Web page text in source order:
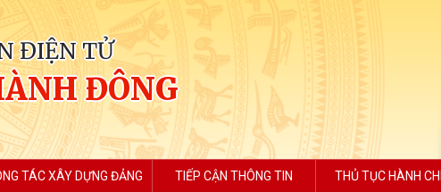
ĐIỆN TỬ
ĐÔNG
TÁC XÂY DỰNG ĐẢNG TIẾP CẬN THÔNG TIN THỦ TỤC HÀNH